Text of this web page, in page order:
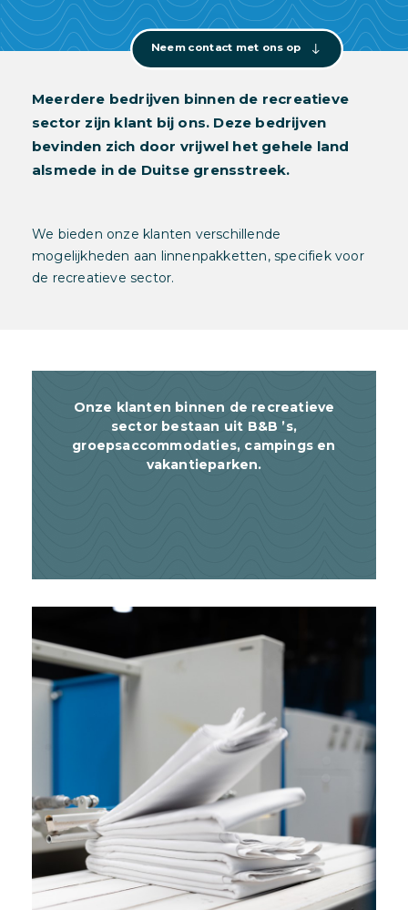
Neem contact met ons op
Meerdere bedrijven binnen de recreatieve
sector zijn klant bij ons. Deze bedrijven
bevinden zich door vrijwel het gehele land
alsmede in de Duitse grensstreek.
We bieden onze klanten verschillende
mogelijkheden aan linnenpakketten, specifiek voor
de recreatieve sector.
Onze klanten binnen de recreatieve
sector bestaan uit B&B ’s,
groepsaccommodaties, campings en
vakantieparken.